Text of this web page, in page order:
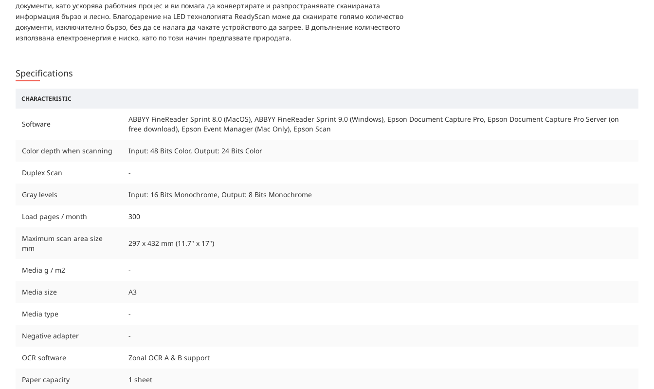
документи, като ускорява работния процес и ви помага да конвертирате и разпространявате сканираната
информация бързо и лесно. Благодарение на LED технологията ReadyScan може да сканирате голямо количество
документи, изключително бързо, без да се налага да чакате устройството да загрее. В допълнение количеството
използвана електроенергия е ниско, като по този начин предпазвате природата.
Specifications
CHARACTERISTIC
Software
ABBYY FineReader Sprint 8.0 (MacOS), ABBYY FineReader Sprint 9.0 (Windows), Epson Document Capture Pro, Epson Document Capture Pro Server (on
free download), Epson Event Manager (Mac Only), Epson Scan
Color depth when scanning Input: 48 Bits Color, Output: 24 Bits Color
Duplex Scan -
Gray levels Input: 16 Bits Monochrome, Output: 8 Bits Monochrome
Load pages / month 300
Maximum scan area size
mm
297 x 432 mm (11.7" x 17")
Media g / m2 -
Media size A3
Media type -
Negative adapter -
OCR software Zonal OCR A & B support
Paper capacity 1 sheet